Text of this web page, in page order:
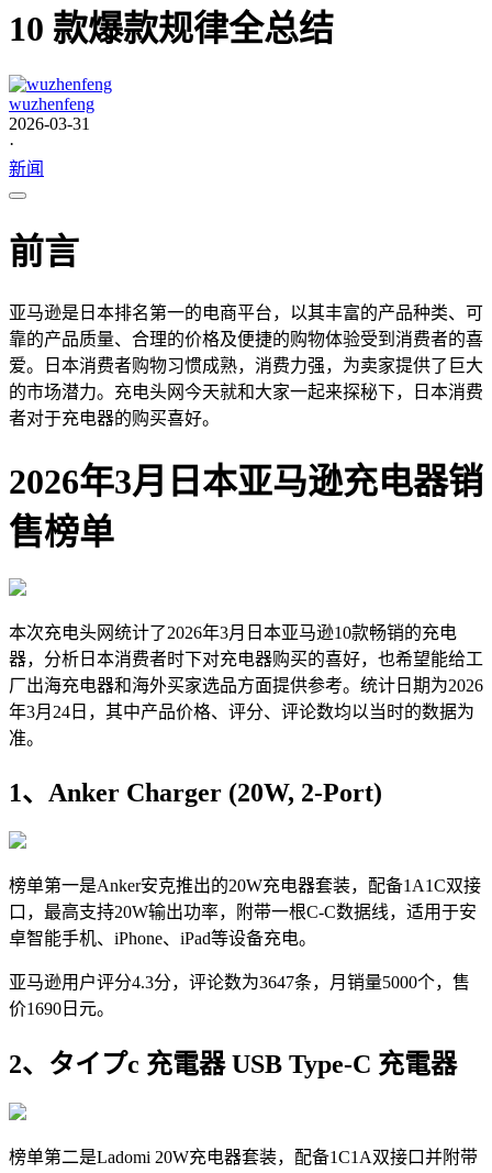
10 款爆款规律全总结
wuzhenfeng
2026-03-31
·
新闻
前言
亚马逊是日本排名第一的电商平台，以其丰富的产品种类、可
靠的产品质量、合理的价格及便捷的购物体验受到消费者的喜
爱。日本消费者购物习惯成熟，消费力强，为卖家提供了巨大
的市场潜力。充电头网今天就和大家一起来探秘下，日本消费
者对于充电器的购买喜好。
2026年3月日本亚马逊充电器销
售榜单
本次充电头网统计了2026年3月日本亚马逊10款畅销的充电
器，分析日本消费者时下对充电器购买的喜好，也希望能给工
厂出海充电器和海外买家选品方面提供参考。统计日期为2026
年3月24日，其中产品价格、评分、评论数均以当时的数据为
准。
1、Anker Charger (20W, 2-Port)
榜单第一是Anker安克推出的20W充电器套装，配备1A1C双接
口，最高支持20W输出功率，附带一根C-C数据线，适用于安
卓智能手机、iPhone、iPad等设备充电。
亚马逊用户评分4.3分，评论数为3647条，月销量5000个，售
价1690日元。
2、タイプc 充電器 USB Type-C 充電器
榜单第二是Ladomi 20W充电器套装，配备1C1A双接口并附带